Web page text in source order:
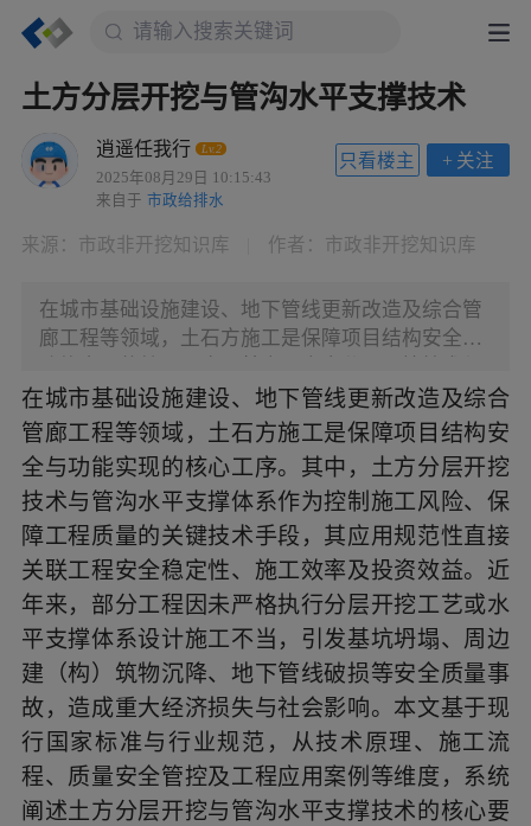
土方分层开挖与管沟水平支撑技术
逍遥任我行 Lv.2
2025年08月29日 10:15:43
来自于 市政给排水
+ 关注
只看楼主
来源： 市政非开挖知识库 作者： 市政非开挖知识库
在城市基础设施建设、地下管线更新改造及综合管
廊工程等领域，土石方施工是保障项目结构安全与
管沟水平支撑体系作为控制施工风险、保障工程质
量的关键技术手段，其应用规范性直接关联工程安
全稳定性、施工效率及投资效益。近年来，部分工
程因未严格执行分层开挖工艺或水平支撑体系设计
施工不当，引发基坑坍塌、周边建（构）筑物沉
降、地下管线破损等安全质量事故，造成重大经济
损失与社会影响。本文基于现行国家标准与行业规
范，从技术原理、施工流程、质量安全管控及工程
应用案例等维度，系统阐述土方分层开挖与管沟水
平支撑技术的核心要点，为工程实践提供专业参
考。?
在城市基础设施建设、地下管线更新改造及综合
管廊工程等领域，土石方施工是保障项目结构安
全与功能实现的核心工序。其中，土方分层开挖
技术与管沟水平支撑体系作为控制施工风险、保
障工程质量的关键技术手段，其应用规范性直接
关联工程安全稳定性、施工效率及投资效益。近
年来，部分工程因未严格执行分层开挖工艺或水
平支撑体系设计施工不当，引发基坑坍塌、周边
建（构）筑物沉降、地下管线破损等安全质量事
故，造成重大经济损失与社会影响。本文基于现
行国家标准与行业规范，从技术原理、施工流
程、质量安全管控及工程应用案例等维度，系统
阐述土方分层开挖与管沟水平支撑技术的核心要